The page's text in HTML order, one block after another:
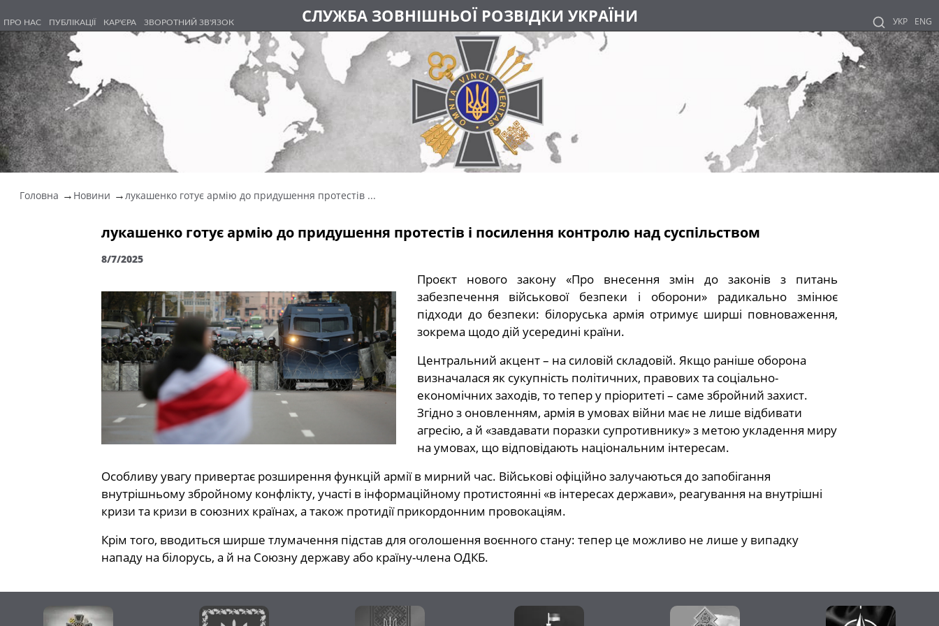
СЛУЖБА ЗОВНІШНЬОЇ РОЗВІДКИ УКРАЇНИ
ПРО НАС ПУБЛІКАЦІЇ КАР'ЄРА ЗВОРОТНИЙ ЗВ'ЯЗОК УКР ENG
Головна Новини лукашенко готує армію до придушення протестів ...
лукашенко готує армію до придушення протестів і посилення контролю над суспільством
8/7/2025
Проєкт нового закону «Про внесення змін до законів з питань
забезпечення військової безпеки і оборони» радикально змінює
підходи до безпеки: білоруська армія отримує ширші повноваження,
зокрема щодо дій усередині країни.
Центральний акцент – на силовій складовій. Якщо раніше оборона
визначалася як сукупність політичних, правових та соціально-
економічних заходів, то тепер у пріоритеті – саме збройний захист.
Згідно з оновленням, армія в умовах війни має не лише відбивати
агресію, а й «завдавати поразки супротивнику» з метою укладення миру
на умовах, що відповідають національним інтересам.
Особливу увагу привертає розширення функцій армії в мирний час. Військові офіційно залучаються до запобігання
внутрішньому збройному конфлікту, участі в інформаційному протистоянні «в інтересах держави», реагування на внутрішні
кризи та кризи в союзних країнах, а також протидії прикордонним провокаціям.
Крім того, вводиться ширше тлумачення підстав для оголошення воєнного стану: тепер це можливо не лише у випадку
нападу на білорусь, а й на Союзну державу або країну-члена ОДКБ.